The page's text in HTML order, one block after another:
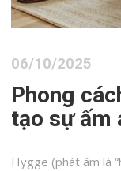
06/10/2025
Phong
tạo sự ấm
Hygge (phát âm là